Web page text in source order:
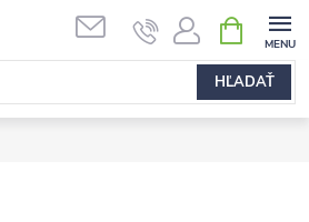
HĽADAŤ
KOŠÍK